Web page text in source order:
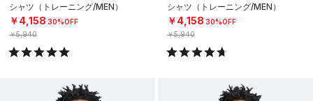
シャツ（トレーニング/MEN）
￥4,158 30%OFF
￥5,940
シャツ（トレーニング/MEN）
￥4,158 30%OFF
￥5,940